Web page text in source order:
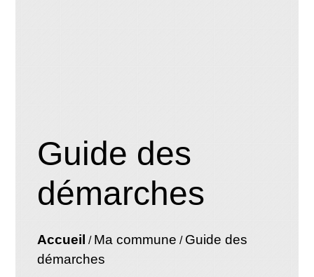
Guide des
démarches
Accueil / Ma commune / Guide des
démarches